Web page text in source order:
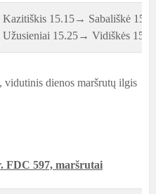
Kazitiškis 15.15→ Sabališkė
Užusieniai 15.25→ Vidiškės
, vidutinis dienos maršrutų ilgis
FDC 597, maršrutai